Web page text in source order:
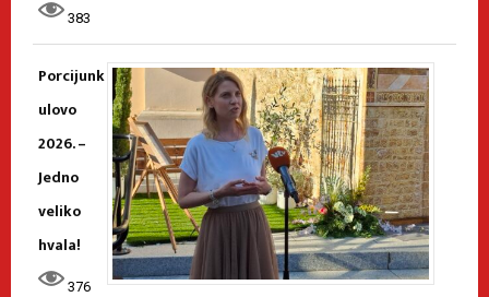
383
Porcijunk
ulovo
2026. –
Jedno
veliko
hvala!
376